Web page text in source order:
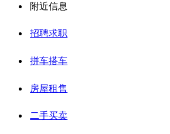
附近信息
招聘求职
拼车搭车
房屋租售
二手买卖